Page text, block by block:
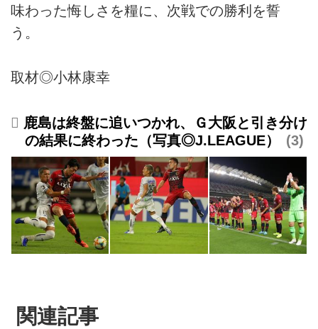
味わった悔しさを糧に、次戦での勝利を誓
う。
取材◎小林康幸
鹿島は終盤に追いつかれ、Ｇ大阪と引き分け
の結果に終わった（写真◎J.LEAGUE）
3
関連記事